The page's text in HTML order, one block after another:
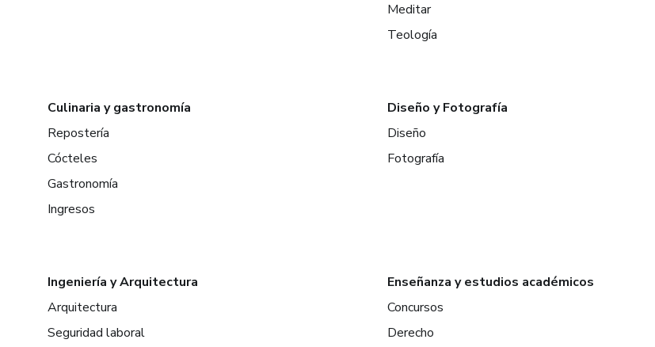
Meditar
Teología
Culinaria y gastronomía
Repostería
Cócteles
Gastronomía
Ingresos
Diseño y Fotografía
Diseño
Fotografía
Ingeniería y Arquitectura
Arquitectura
Seguridad laboral
Enseñanza y estudios académicos
Concursos
Derecho